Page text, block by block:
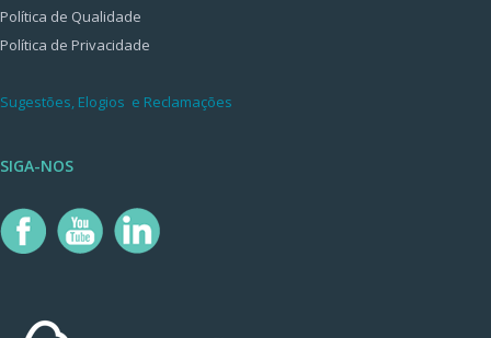
Política de Qualidade
Política de Privacidade
Sugestões, Elogios e Reclamações
SIGA-NOS